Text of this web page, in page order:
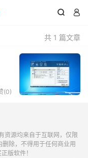
 
共 1 篇文章
(0)
资源均来自于互联网，仅限
除，不得用于任何商业用
版软件！